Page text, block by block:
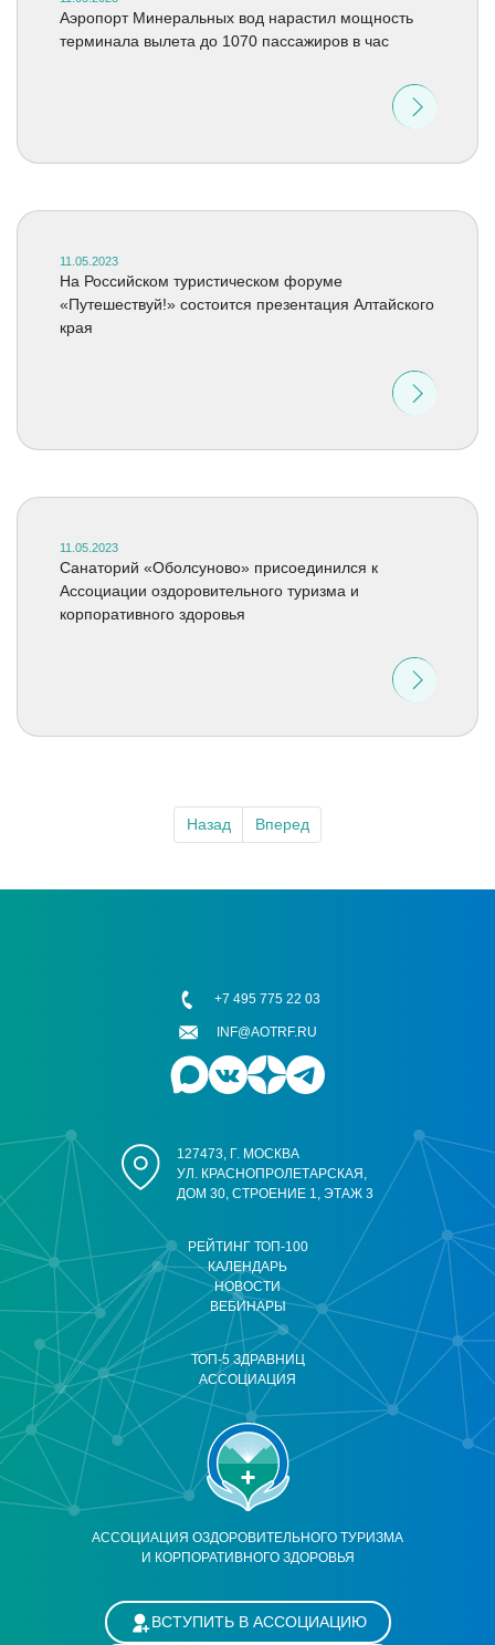
Аэропорт Минеральных вод нарастил мощность
терминала вылета до 1070 пассажиров в час
11.05.2023
На Российском туристическом форуме
«Путешествуй!» состоится презентация Алтайского
края
11.05.2023
Cанаторий «Оболсуново» присоединился к
Ассоциации оздоровительного туризма и
корпоративного здоровья
Назад Вперед
АССОЦИАЦИЯ ОЗДОРОВИТЕЛЬНОГО ТУРИЗМА
И КОРПОРАТИВНОГО ЗДОРОВЬЯ
РЕЙТИНГ ТОП-100
КАЛЕНДАРЬ
НОВОСТИ
ВЕБИНАРЫ
ТОП-5 ЗДРАВНИЦ
АССОЦИАЦИЯ
127473, Г. МОСКВА
УЛ. КРАСНОПРОЛЕТАРСКАЯ,
ДОМ 30, СТРОЕНИЕ 1, ЭТАЖ 3
+7 495 775 22 03
INF@AOTRF.RU
ВСТУПИТЬ В АССОЦИАЦИЮ